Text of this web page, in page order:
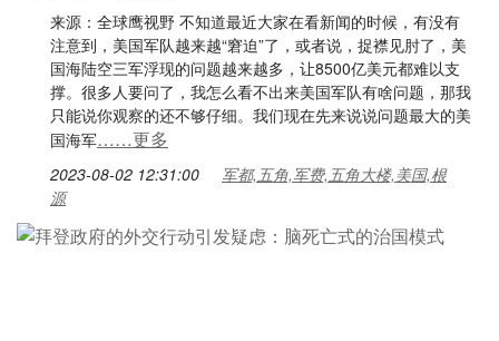
来源：全球鹰视野 不知道最近大家在看新闻的时候，有没有
注意到，美国军队越来越“窘迫”了，或者说，捉襟见肘了，美
国海陆空三军浮现的问题越来越多，让8500亿美元都难以支
撑。很多人要问了，我怎么看不出来美国军队有啥问题，那我
只能说你观察的还不够仔细。我们现在先来说说问题最大的美
国海军……更多
2023-08-02 12:31:00
军都,五角,军费,五角大楼,美国,根
源